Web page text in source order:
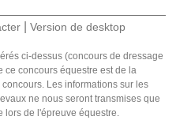
Version de desktop
ci-dessus (concours de dressage
ce concours équestre est de la
Les informations sur les
ne nous seront transmises que
lors de l'épreuve équestre.